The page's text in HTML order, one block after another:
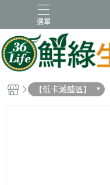
選單
【低卡減醣區】